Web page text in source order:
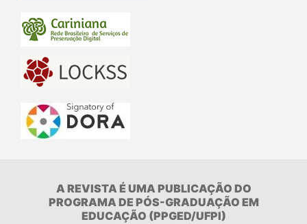
A REVISTA É UMA PUBLICAÇÃO DO
PROGRAMA DE PÓS-GRADUAÇÃO EM
EDUCAÇÃO (PPGED/UFPI)